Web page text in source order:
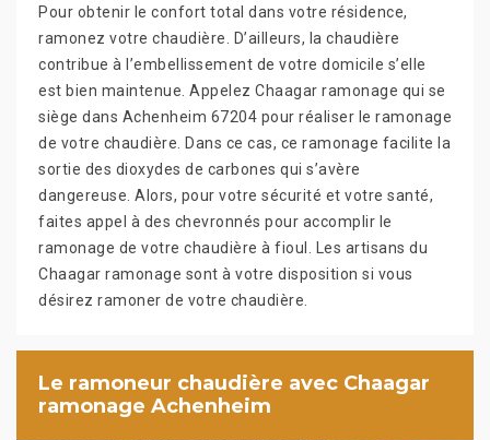
Pour obtenir le confort total dans votre résidence,
ramonez votre chaudière. D’ailleurs, la chaudière
contribue à l’embellissement de votre domicile s’elle
est bien maintenue. Appelez Chaagar ramonage qui se
siège dans Achenheim 67204 pour réaliser le ramonage
de votre chaudière. Dans ce cas, ce ramonage facilite la
sortie des dioxydes de carbones qui s’avère
dangereuse. Alors, pour votre sécurité et votre santé,
faites appel à des chevronnés pour accomplir le
ramonage de votre chaudière à fioul. Les artisans du
Chaagar ramonage sont à votre disposition si vous
désirez ramoner de votre chaudière.
Le ramoneur chaudière avec Chaagar
ramonage Achenheim